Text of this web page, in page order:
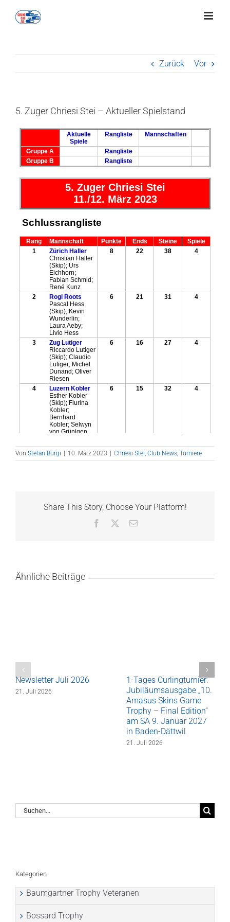
Inhalt
Zurück Vor
5. Zuger Chriesi Stei – Aktueller Spielstand
Von Stefan Bürgi 10. März 2023 Chriesi Stei, Club News, Turniere
Share This Story, Choose Your Platform!
Facebook
E-
Ähnliche Beiträge
Newsletter Juli 2026
21. Juli 2026
1-Tages Curlingturnier:
Jubiläumsausgabe „10.
Amasus Skins Game
Trophy – Final Edition“
am SA 9. Januar 2027
in Baden-Dättwil
21. Juli 2026
Suche
nach:
Kategorien
Baumgartner Trophy Veteranen
Bossard Trophy